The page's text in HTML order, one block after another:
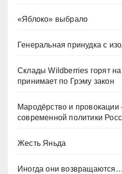
«Яблоко» выбрало
Генеральная принудка с
Склады Wildberries горят
принимает по Грэму закон
Мародёрство и провокации
современной политики
Жесть Яньда
Иногда они